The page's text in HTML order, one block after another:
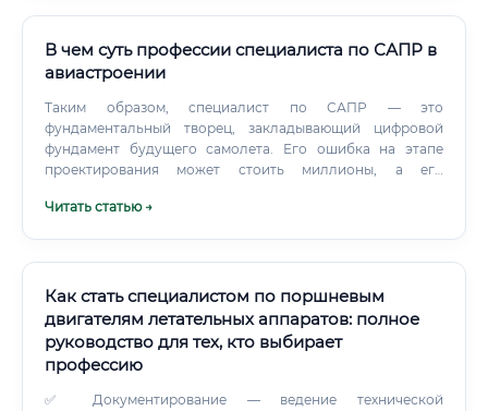
В чем суть профессии специалиста по САПР в
авиастроении
Таким образом, специалист по САПР — это
фундаментальный творец, закладывающий цифровой
фундамент будущего самолета. Его ошибка на этапе
проектирования может стоить миллионы, а его
аппарату превосходные характеристики.
Читать статью →
Как стать специалистом по поршневым
двигателям летательных аппаратов: полное
руководство для тех, кто выбирает
профессию
✅ Документирование — ведение технической